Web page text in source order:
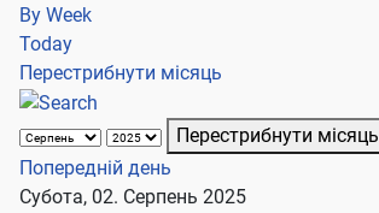
By Week
Today
Перестрибнути місяць
Перестрибнути місяць
Попередній день
Субота, 02. Серпень 2025